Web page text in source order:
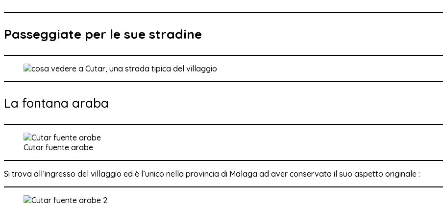
Passeggiate per le sue stradine
La fontana araba
Cutar fuente arabe
Si trova all’ingresso del villaggio ed è l’unico nella provincia di Malaga ad aver conservato il suo aspetto originale :